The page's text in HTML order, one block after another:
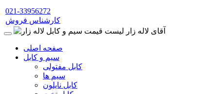
021-33956272
کارشناس فروش
صفحه اصلی
سیم و کابل
کابل مفتولی
سیم ها
کابل نایلون